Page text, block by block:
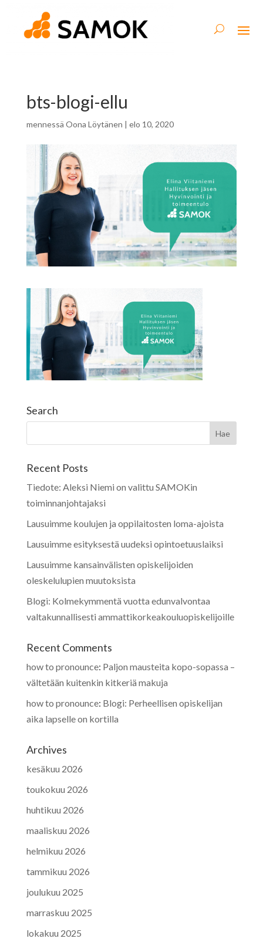
bts-blogi-ellu
mennessä Oona Löytänen | elo 10, 2020
Search
Recent Posts
Tiedote: Aleksi Niemi on valittu SAMOKin
toiminnanjohtajaksi
Lausuimme koulujen ja oppilaitosten loma-ajoista
Lausuimme esityksestä uudeksi opintoetuuslaiksi
Lausuimme kansainvälisten opiskelijoiden
oleskelulupien muutoksista
Blogi: Kolmekymmentä vuotta edunvalvontaa
valtakunnallisesti ammattikorkeakouluopiskelijoille
Recent Comments
how to pronounce: Paljon mausteita kopo-sopassa –
vältetään kuitenkin kitkeriä makuja
how to pronounce: Blogi: Perheellisen opiskelijan
aika lapselle on kortilla
Archives
kesäkuu 2026
toukokuu 2026
huhtikuu 2026
maaliskuu 2026
helmikuu 2026
tammikuu 2026
joulukuu 2025
marraskuu 2025
lokakuu 2025